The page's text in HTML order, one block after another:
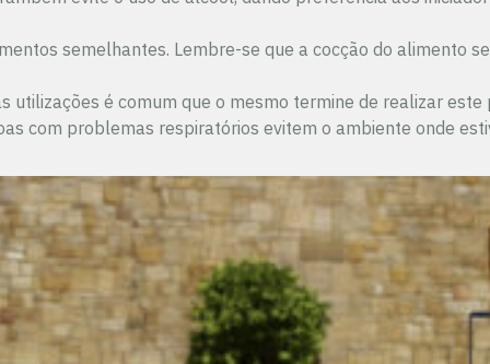
semelhantes. Lembre-se que a cocção do alimento
utilizações é comum que o mesmo termine de realizar
com problemas respiratórios evitem o ambiente onde